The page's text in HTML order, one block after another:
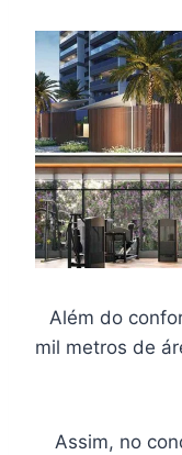
Além do
mil metros de
Assim, no